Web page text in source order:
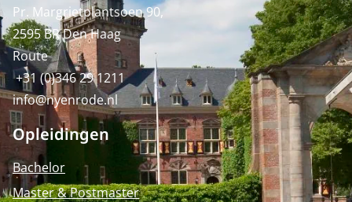
Pr. Margrietplantsoen 90,
2595 BR Den Haag
Route
+31 (0)346 29 1211
info@nyenrode.nl
Opleidingen
Bachelor
Master & Postmaster